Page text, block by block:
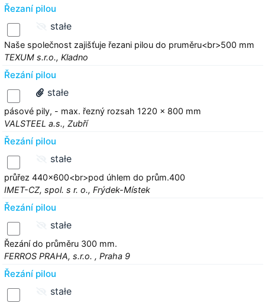
Řezaní pilou
stałe
Naše společnost zajišťuje řezani pilou do pruměru<br>500 mm
TEXUM s.r.o., Kladno
Řezání pilou
stałe
pásové pily, - max. řezný rozsah 1220 x 800 mm
VALSTEEL a.s., Zubří
Řezání pilou
stałe
průřez 440x600<br>pod úhlem do prům.400
IMET-CZ, spol. s r. o., Frýdek-Místek
Řezání pilou
stałe
Řezání do průměru 300 mm.
FERROS PRAHA, s.r.o. , Praha 9
Řezání pilou
stałe